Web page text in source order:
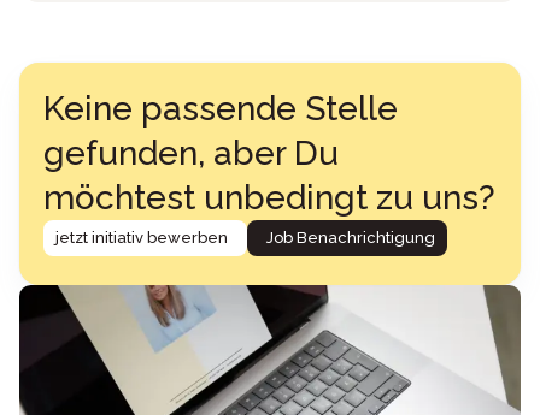
Keine passende Stelle
gefunden, aber Du
möchtest unbedingt zu uns?
jetzt initiativ bewerben Job Benachrichtigung